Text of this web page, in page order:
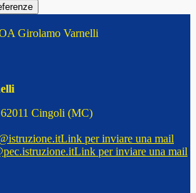
Girolamo Varnelli
Cingoli (MC)
Link per inviare una mail
Link per inviare una mail